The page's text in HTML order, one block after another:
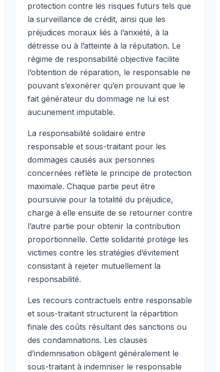
protection contre les risques futurs tels que
la surveillance de crédit, ainsi que les
préjudices moraux liés à l’anxiété, à la
détresse ou à l’atteinte à la réputation. Le
régime de responsabilité objective facilite
l’obtention de réparation, le responsable ne
pouvant s’exonérer qu’en prouvant que le
fait générateur du dommage ne lui est
aucunement imputable.
La responsabilité solidaire entre
responsable et sous-traitant pour les
dommages causés aux personnes
concernées reflète le principe de protection
maximale. Chaque partie peut être
poursuivie pour la totalité du préjudice,
charge à elle ensuite de se retourner contre
l’autre partie pour obtenir la contribution
proportionnelle. Cette solidarité protège les
victimes contre les stratégies d’évitement
consistant à rejeter mutuellement la
responsabilité.
Les recours contractuels entre responsable
et sous-traitant structurent la répartition
finale des coûts résultant des sanctions ou
des condamnations. Les clauses
d’indemnisation obligent généralement le
sous-traitant à indemniser le responsable